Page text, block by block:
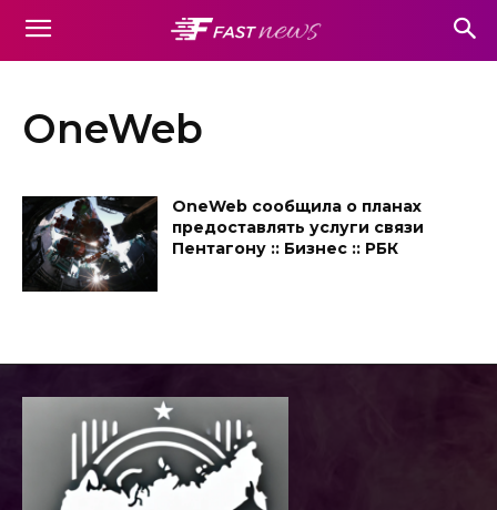
OneWeb
OneWeb сообщила о планах
предоставлять услуги связи
Пентагону :: Бизнес :: РБК